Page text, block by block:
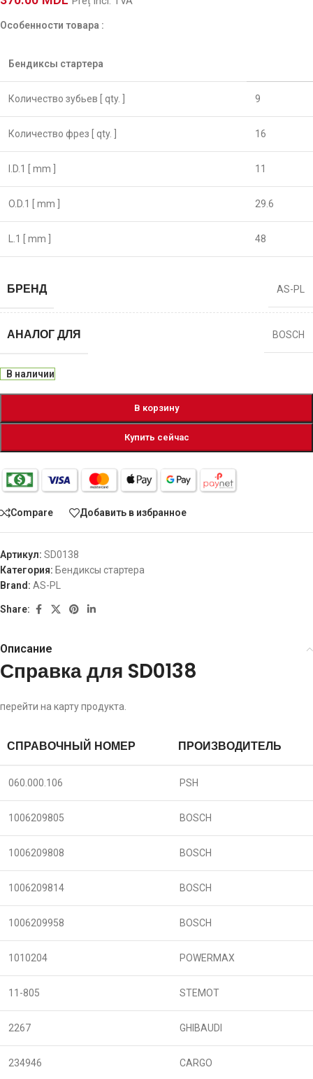
Особенности товара :
Бендиксы стартера
Количество зубьев [ qty. ] 9
Количество фрез [ qty. ] 16
I.D.1 [ mm ] 11
O.D.1 [ mm ] 29.6
L.1 [ mm ] 48
БРЕНД AS-PL
АНАЛОГ ДЛЯ BOSCH
В наличии
В корзину
Купить сейчас
Compare Добавить в избранное
Артикул: SD0138
Категория: Бендиксы стартера
Brand: AS-PL
Share:
Описание
Справка для SD0138
перейти на карту продукта.
СПРАВОЧНЫЙ НОМЕР ПРОИЗВОДИТЕЛЬ
060.000.106 PSH
1006209805 BOSCH
1006209808 BOSCH
1006209814 BOSCH
1006209958 BOSCH
1010204 POWERMAX
11-805 STEMOT
2267 GHIBAUDI
234946 CARGO